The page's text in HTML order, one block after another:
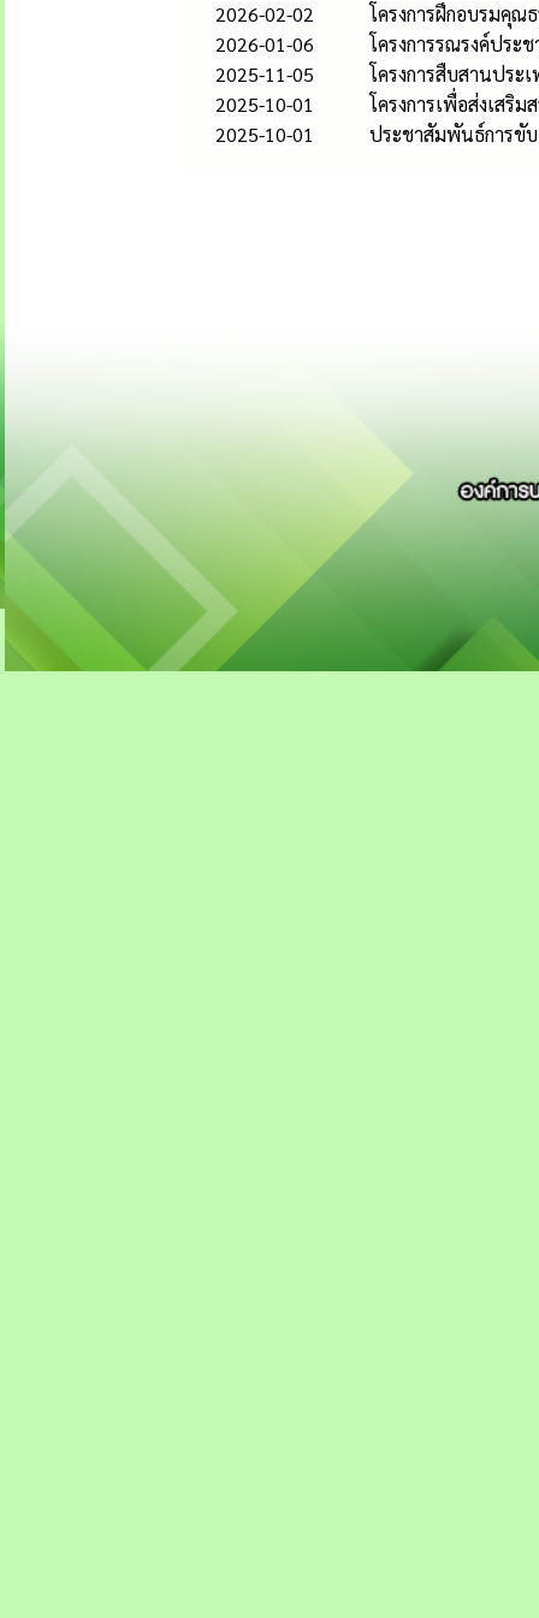
2026-02-02
โครงการฝึกอบรมคุณ
2026-01-06
โครงการรณรงค์ปร
2025-11-05
โครงการสืบสานประ
2025-10-01
โครงการเพื่อส่งเสริ
2025-10-01
ประชาสัมพันธ์การขั